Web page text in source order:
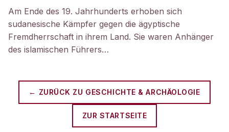
Am Ende des 19. Jahrhunderts erhoben sich
sudanesische Kämpfer gegen die ägyptische
Fremdherrschaft in ihrem Land. Sie waren Anhänger
des islamischen Führers…
← ZURÜCK ZU GESCHICHTE & ARCHÄOLOGIE
ZUR STARTSEITE